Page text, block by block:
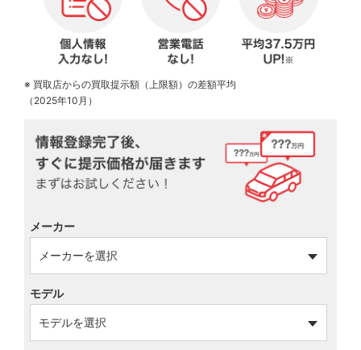
※ 買取店からの買取提示額（上限額）の差額平均
（2025年10月）
メーカー
モデル